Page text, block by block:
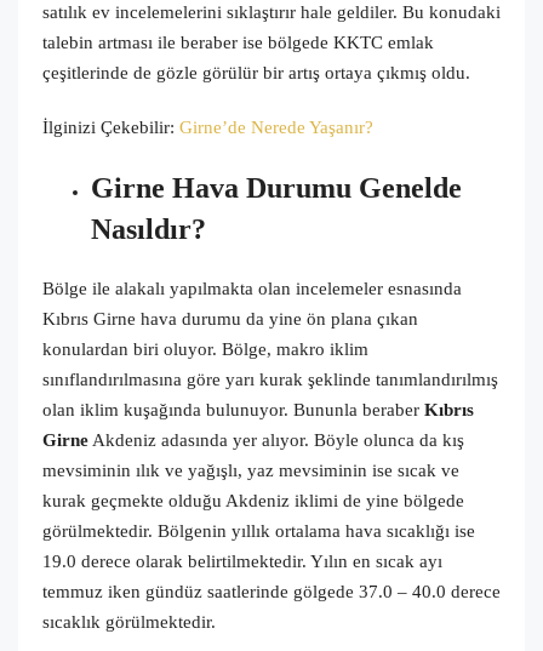
satılık ev incelemelerini sıklaştırır hale geldiler. Bu konudaki
talebin artması ile beraber ise bölgede KKTC emlak
çeşitlerinde de gözle görülür bir artış ortaya çıkmış oldu.
İlginizi Çekebilir: Girne’de Nerede Yaşanır?
Girne Hava Durumu Genelde
Nasıldır?
Bölge ile alakalı yapılmakta olan incelemeler esnasında
Kıbrıs Girne hava durumu da yine ön plana çıkan
konulardan biri oluyor. Bölge, makro iklim
sınıflandırılmasına göre yarı kurak şeklinde tanımlandırılmış
olan iklim kuşağında bulunuyor. Bununla beraber Kıbrıs
Girne Akdeniz adasında yer alıyor. Böyle olunca da kış
mevsiminin ılık ve yağışlı, yaz mevsiminin ise sıcak ve
kurak geçmekte olduğu Akdeniz iklimi de yine bölgede
görülmektedir. Bölgenin yıllık ortalama hava sıcaklığı ise
19.0 derece olarak belirtilmektedir. Yılın en sıcak ayı
temmuz iken gündüz saatlerinde gölgede 37.0 – 40.0 derece
sıcaklık görülmektedir.